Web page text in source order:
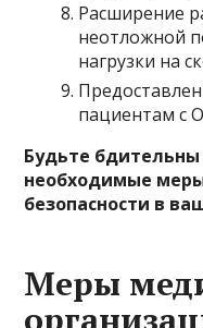
Расширение
неотложной
нагрузки на
пациентам с
Будьте
необходимые
безопасности в
Меры